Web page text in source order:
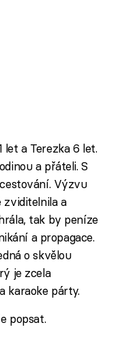
let a Terezka 6 let.
a přáteli. S
Výzvu
zviditelnila a
tak by peníze
a propagace.
o skvělou
je zcela
karaoke párty.
popsat.